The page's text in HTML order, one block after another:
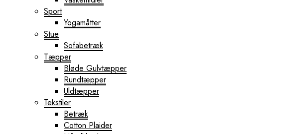
Sport
Yogamåtter
Stue
Sofabetræk
Tæpper
Bløde Gulvtæpper
Rundtæpper
Uldtæpper
Tekstiler
Betræk
Cotton Plaider